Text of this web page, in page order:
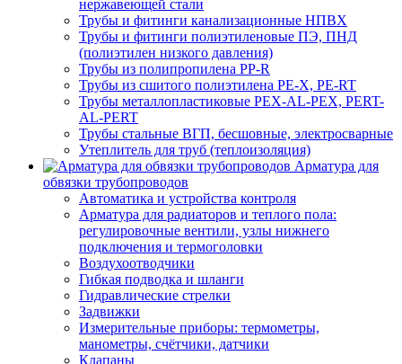
нержавеющей стали
Трубы и фитинги канализационные НПВХ
Трубы и фитинги полиэтиленовые ПЭ, ПНД
(полиэтилен низкого давления)
Трубы из полипропилена PP-R
Трубы из сшитого полиэтилена PE-X, PE-RT
Трубы металлопластиковые PEX-AL-PEX, PERT-
AL-PERT
Трубы стальные ВГП, бесшовные, электросварные
Утеплитель для труб (теплоизоляция)
Арматура для
обвязки трубопроводов
Автоматика и устройства контроля
Арматура для радиаторов и теплого пола:
регулировочные вентили, узлы нижнего
подключения и термоголовки
Воздухоотводчики
Гибкая подводка и шланги
Гидравлические стрелки
Задвижки
Измерительные приборы: термометры,
манометры, счётчики, датчики
Клапаны